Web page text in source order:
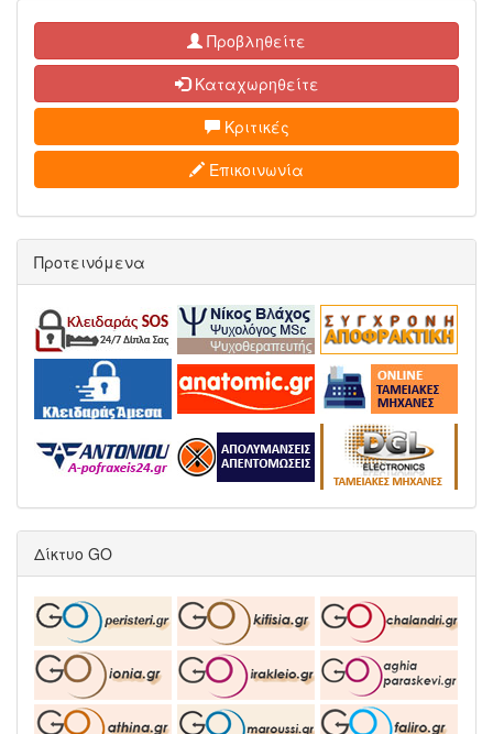
Προβληθείτε
Καταχωρηθείτε
Κριτικές
Επικοινωνία
Προτεινόμενα
Δίκτυο GO